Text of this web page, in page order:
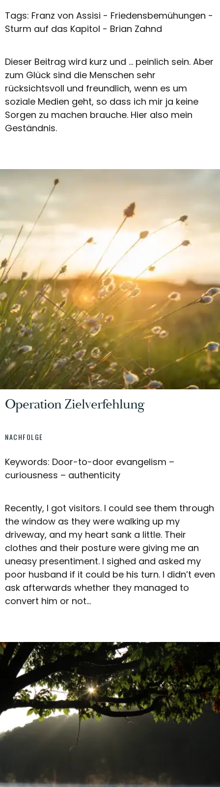
Tags: Franz von Assisi - Friedensbemühungen -
Sturm auf das Kapitol - Brian Zahnd
Dieser Beitrag wird kurz und ... peinlich sein. Aber
zum Glück sind die Menschen sehr
rücksichtsvoll und freundlich, wenn es um
soziale Medien geht, so dass ich mir ja keine
Sorgen zu machen brauche. Hier also mein
Geständnis.
Operation Zielverfehlung
NACHFOLGE
Keywords: Door-to-door evangelism –
curiousness – authenticity
Recently, I got visitors. I could see them through
the window as they were walking up my
driveway, and my heart sank a little. Their
clothes and their posture were giving me an
uneasy presentiment. I sighed and asked my
poor husband if it could be his turn. I didn’t even
ask afterwards whether they managed to
convert him or not…